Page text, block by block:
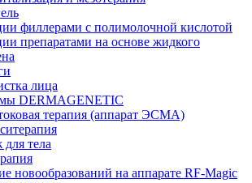
филлерами с полимолочной кислотой
препаратами на основе жидкого
лица
DERMAGENETIC
терапия (аппарат ЭСМА)
тела
новообразований на аппарате RF-Magic